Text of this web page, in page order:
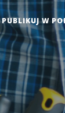
PUBLIKUJ W